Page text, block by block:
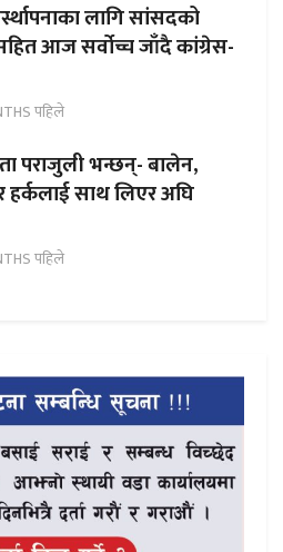
लागि सांसदको
आज सर्वोच्च जाँदै कांग्रेस-
पहिले
पराजुली भन्छन्- बालेन,
साथ लिएर अघि
पहिले